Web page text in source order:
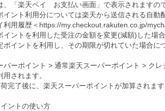
、「楽天ペイ お支払い画面」で表示されますの
イント利用分については楽天から送信される自動
利用履歴＜ https://my.checkout.rakuten.co.jp/
イントを利用した受注の金額を変更(減額)した場
ポイントを利用し、その期限が切れていた場合に
パーポイント > 通常楽天スーパーポイント > ク
されます。
完了後に、楽天スーパーポイントが加算されま
ントの使い方